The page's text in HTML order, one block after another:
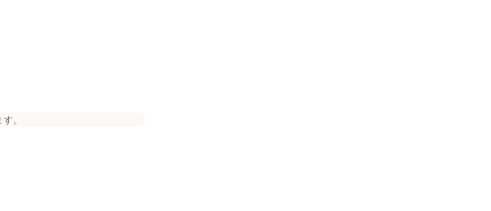
。